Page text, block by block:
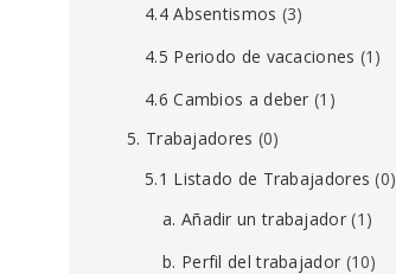
4.4 Absentismos (3)
4.5 Periodo de vacaciones (1)
4.6 Cambios a deber (1)
5. Trabajadores (0)
5.1 Listado de Trabajadores (0)
a. Añadir un trabajador(1)
b. Perfil del trabajador (10)